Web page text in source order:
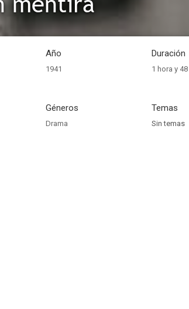
Año
1941
Duración
1 hora y
Géneros
Drama
Temas
Sin temas